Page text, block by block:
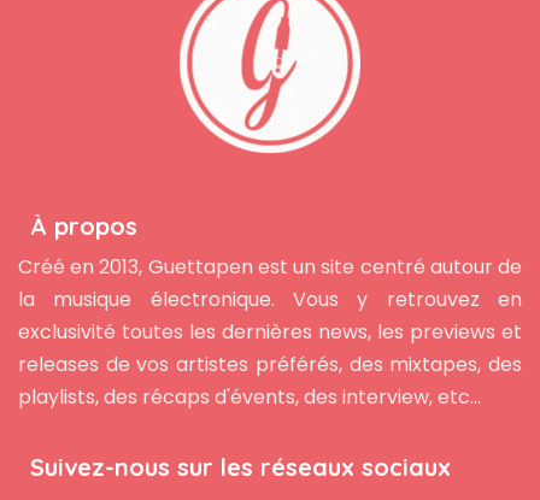
À propos
Créé en 2013, Guettapen est un site centré autour de
la musique électronique. Vous y retrouvez en
exclusivité toutes les dernières news, les previews et
releases de vos artistes préférés, des mixtapes, des
playlists, des récaps d'évents, des interview, etc...
Suivez-nous sur les réseaux sociaux